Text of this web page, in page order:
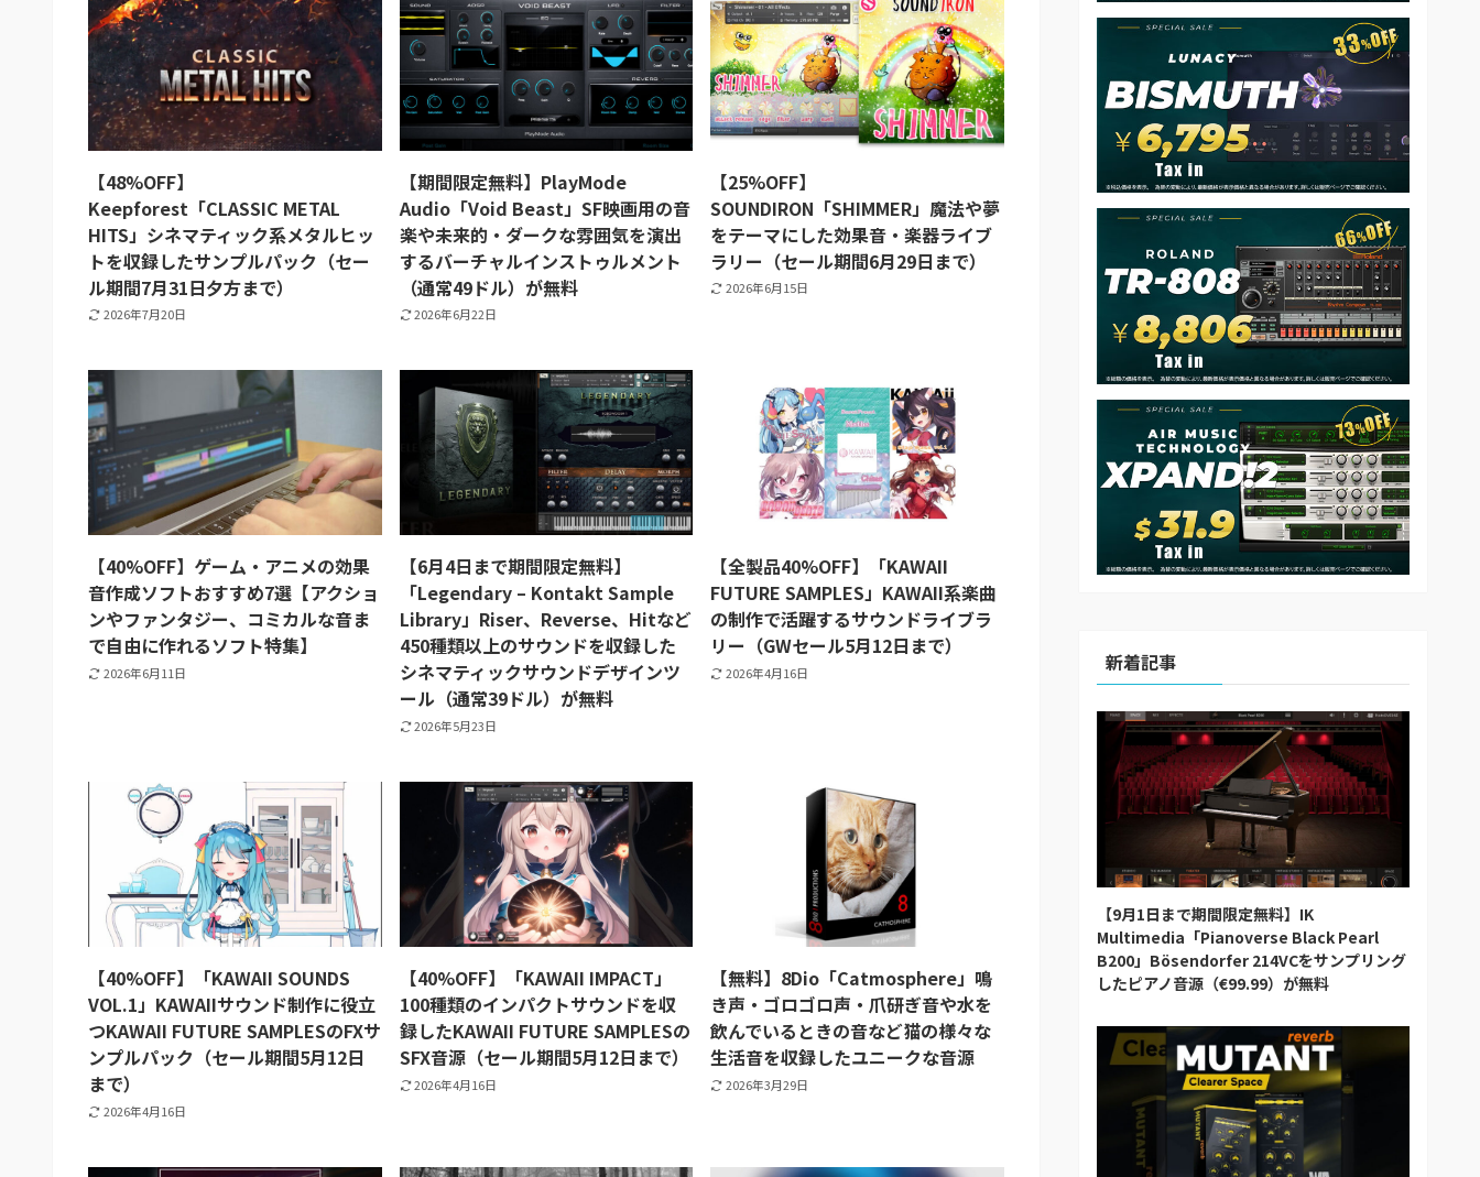
【48%OFF】
Keepforest「CLASSIC METAL
HITS」シネマティック系メタルヒッ
トを収録したサンプルパック（セー
ル期間7月31日夕方まで）
2026年7月20日
【期間限定無料】PlayMode
Audio「Void Beast」SF映画用の音
楽や未来的・ダークな雰囲気を演出
するバーチャルインストゥルメント
（通常49ドル）が無料
2026年6月22日
【25%OFF】
SOUNDIRON「SHIMMER」魔法や夢
をテーマにした効果音・楽器ライブ
ラリー（セール期間6月29日まで）
2026年6月15日
【40%OFF】ゲーム・アニメの効果
音作成ソフトおすすめ7選【アクショ
ンやファンタジー、コミカルな音ま
で自由に作れるソフト特集】
2026年6月11日
【6月4日まで期間限定無料】
「Legendary – Kontakt Sample
Library」Riser、Reverse、Hitなど
450種類以上のサウンドを収録した
シネマティックサウンドデザインツ
ール（通常39ドル）が無料
2026年5月23日
【全製品40%OFF】「KAWAII
FUTURE SAMPLES」KAWAII系楽曲
の制作で活躍するサウンドライブラ
リー（GWセール5月12日まで）
2026年4月16日
【40%OFF】「KAWAII SOUNDS
VOL.1」KAWAIIサウンド制作に役立
つKAWAII FUTURE SAMPLESのFXサ
ンプルパック（セール期間5月12日
まで）
2026年4月16日
【40%OFF】「KAWAII IMPACT」
100種類のインパクトサウンドを収
録したKAWAII FUTURE SAMPLESの
SFX音源（セール期間5月12日まで）
2026年4月16日
【無料】8Dio「Catmosphere」鳴
き声・ゴロゴロ声・爪研ぎ音や水を
飲んでいるときの音など猫の様々な
生活音を収録したユニークな音源
2026年3月29日
新着記事
【9月1日まで期間限定無料】IK
Multimedia「Pianoverse Black Pearl
B200」Bösendorfer 214VCをサンプリング
したピアノ音源（€99.99）が無料